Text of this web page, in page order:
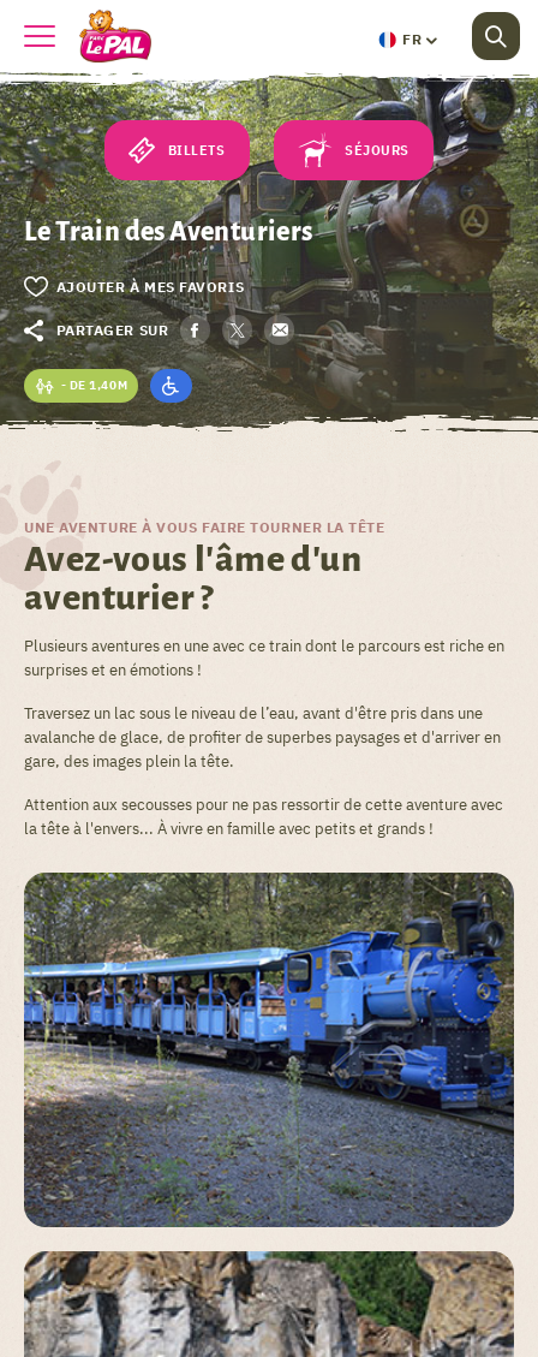
FR
BILLETS SÉJOURS
Le Train des Aventuriers
AJOUTER À MES FAVORIS
PARTAGER SUR
- DE 1,40M
UNE AVENTURE À VOUS FAIRE TOURNER LA TÊTE
Avez-vous l'âme d'un
aventurier ?
Plusieurs aventures en une avec ce train dont le parcours est riche en
surprises et en émotions !
Traversez un lac sous le niveau de l’eau, avant d'être pris dans une
avalanche de glace, de profiter de superbes paysages et d'arriver en
gare, des images plein la tête.
Attention aux secousses pour ne pas ressortir de cette aventure avec
la tête à l'envers... À vivre en famille avec petits et grands !